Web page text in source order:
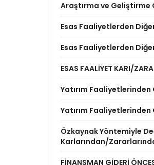
Araştırma ve Geliştirme
Esas Faaliyetlerden
Esas Faaliyetlerden
ESAS FAALİYET KARI/
Yatırım Faaliyetlerinden
Yatırım
Özkaynak Yöntemiyle
Karlarından/
FİNANSMAN GİDERİ